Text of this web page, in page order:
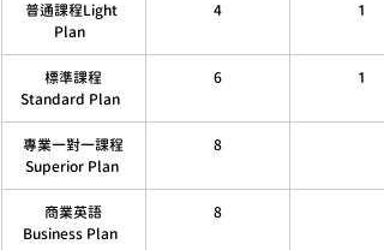
普通課程Light
Plan
4 1
標準課程
Standard Plan
6 1
專業一對一課程
Superior Plan
8
商業英語
Business Plan
8